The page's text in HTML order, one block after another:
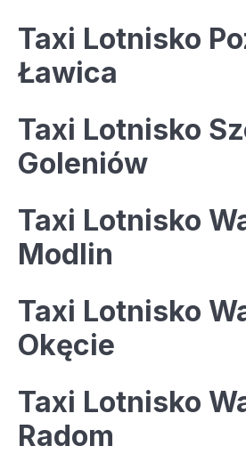
Taxi Lotnisko
Ławica
Taxi Lotnisko
Goleniów
Taxi Lotnisko
Modlin
Taxi Lotnisko
Okęcie
Taxi Lotnisko
Radom